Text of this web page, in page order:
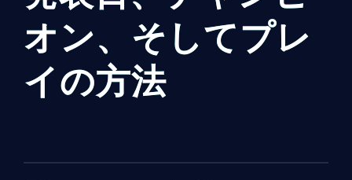
オン、そしてプレ
イの方法